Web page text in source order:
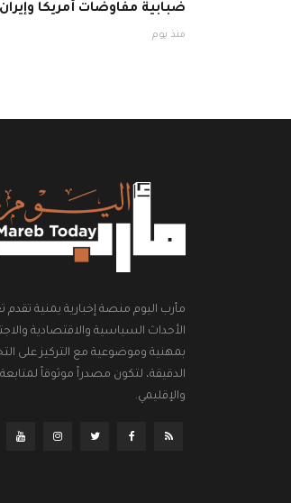
ضبابية مفاوضات أمريكا وإيران
منذ يوم
مأرب اليوم منصة إخبارية يمنية
الأحداث السياسية والاقتصادية
بمهنية وموضوعية مع التركيز على
الدقيقة، لتكون مصدراً موثوقاً
والإقليمي.